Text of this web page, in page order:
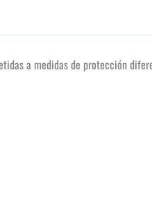
a medidas de protección